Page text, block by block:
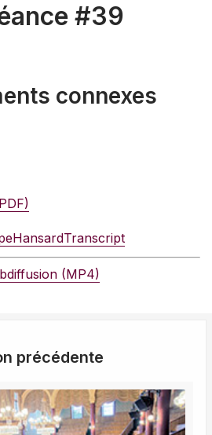
#39
connexes
(MP4)
précédente